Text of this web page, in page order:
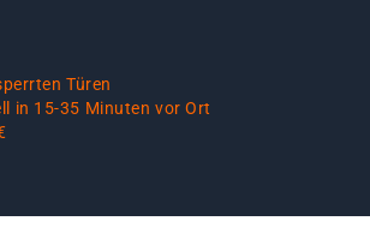
Türen
in 15-35 Minuten vor Ort